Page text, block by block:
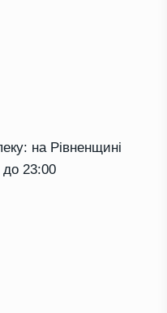
на Рівненщині
до 23:00